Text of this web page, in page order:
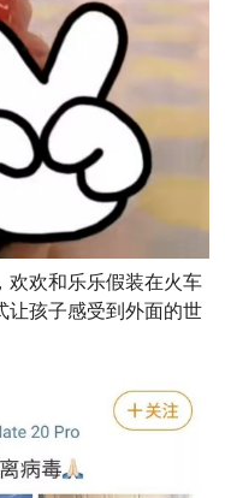
欢欢和乐乐假装在火车
让孩子感受到外面的世